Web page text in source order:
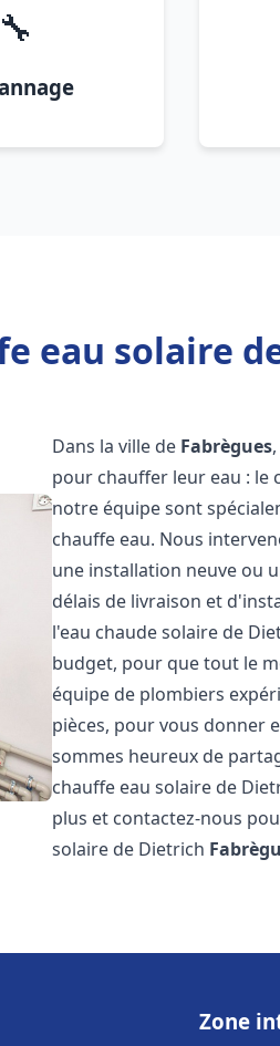
🔧
eau solaire
Dans la ville de Fabrègues
pour chauffer leur eau : le
notre équipe sont
chauffe eau. Nous
une installation neuve ou
délais de livraison et
l'eau chaude solaire de
budget, pour que tout le
équipe de plombiers
pièces, pour vous donner
sommes heureux de
chauffe eau solaire de
plus et contactez-nous
solaire de Dietrich
Zone